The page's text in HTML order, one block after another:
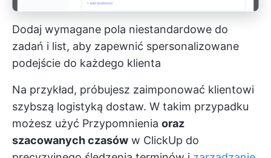
Dodaj wymagane pola niestandardowe do
zadań i list, aby zapewnić spersonalizowane
podejście do każdego klienta
Na przykład, próbujesz zaimponować klientowi
szybszą logistyką dostaw. W takim przypadku
możesz użyć Przypomnienia oraz
szacowanych czasów w ClickUp do